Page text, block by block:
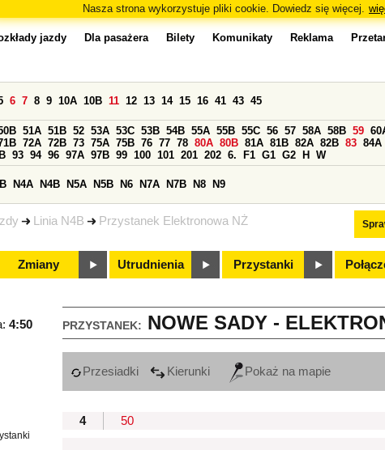
Nasza strona wykorzystuje pliki cookie. Dowiedz się więcej.
Linia N4B Przystanek Elektronowa NŻ
jazdy Dla pasażera Bilety Komunikaty Reklama
6 7 8 9 10A 10B 11 12 13 14 15 16 41 43 45
51A 51B 52 53A 53C 53B 54B 55A 55B 55C 56 57 58A 58B 59
72A 72B 73 75A 75B 76 77 78 80A 80B 81A 81B 82A 82B 83 84A
93 94 96 97A 97B 99 100 101 201 202 6. F1 G1 G2 H W
N4A N4B N5A N5B N6 N7A N7B N8 N9
Zmiany Utrudnienia Przystanki
PRZYSTANEK: NOWE SADY -
4:50
Przesiadki Kierunki Pokaż na mapie
4
50